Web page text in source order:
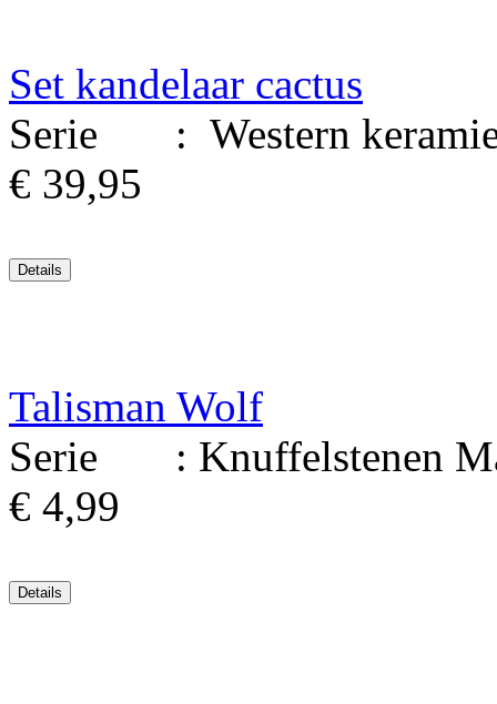
Set kandelaar cactus
Serie : Western
€ 39,95
Talisman Wolf
Serie : Knuffelstenen
€ 4,99